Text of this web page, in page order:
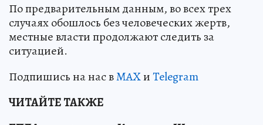
По предварительным данным, во всех трех
случаях обошлось без человеческих жертв,
местные власти продолжают следить за
ситуацией.
Подпишись на нас вMAXиTelegram
ЧИТАЙТЕ ТАКЖЕ